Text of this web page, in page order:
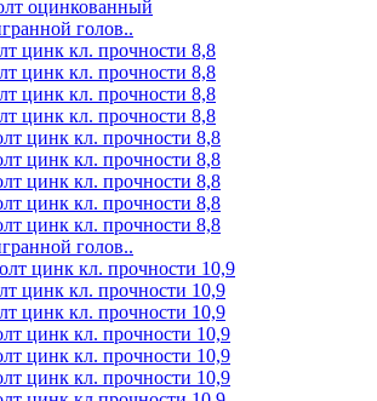
оцинкованный
голов..
цинк кл. прочности 8,8
цинк кл. прочности 8,8
цинк кл. прочности 8,8
цинк кл. прочности 8,8
цинк кл. прочности 8,8
цинк кл. прочности 8,8
цинк кл. прочности 8,8
цинк кл. прочности 8,8
цинк кл. прочности 8,8
голов..
цинк кл. прочности 10,9
цинк кл. прочности 10,9
цинк кл. прочности 10,9
цинк кл. прочности 10,9
цинк кл. прочности 10,9
цинк кл. прочности 10,9